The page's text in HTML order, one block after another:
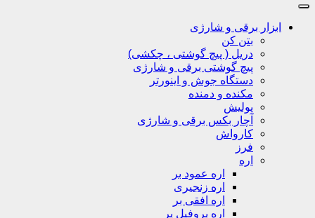
ابزار برقی و شارژی
بتن کن
دریل ( پیچ گوشتی ، چکشی)
پیچ گوشتی برقی و شارژی
دستگاه جوش و اینورتر
مکنده و دمنده
پولیش
آچار بکس برقی و شارژی
کارواش
فرز
اره
اره عمود بر
اره زنجیری
اره افقی بر
اره پروفیل پر